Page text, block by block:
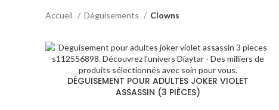
Accueil Déguisements Clowns
DÉGUISEMENT POUR ADULTES JOKER VIOLET
ASSASSIN (3 PIÈCES)